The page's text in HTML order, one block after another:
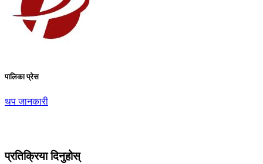
पालिका प्रेस
थप जानकारी
प्रतिक्रिया दिनुहोस्